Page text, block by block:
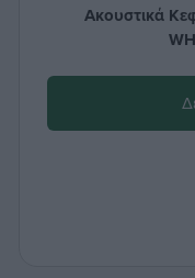
Ακουστικά